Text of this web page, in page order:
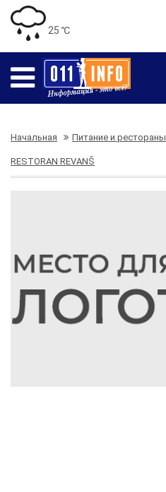
25 ℃
Начальная Питание и рестораны
RESTORAN REVANŠ